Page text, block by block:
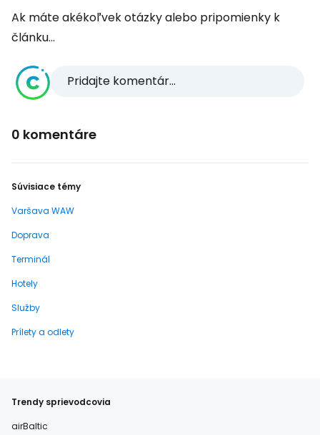
Ak máte akékoľvek otázky alebo pripomienky k
článku...
Pridajte komentár...
0 komentáre
Súvisiace témy
Varšava WAW
Doprava
Terminál
Hotely
Služby
Prílety a odlety
Trendy sprievodcovia
airBaltic